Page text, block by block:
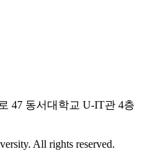
47 동서대학교 U-IT관 4층
All rights reserved.